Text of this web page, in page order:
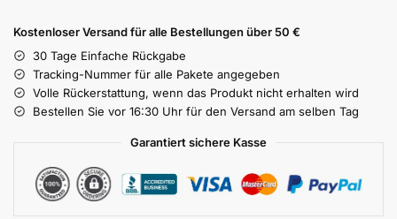
Kostenloser Versand für alle Bestellungen über 50 €
30 Tage Einfache Rückgabe
Tracking-Nummer für alle Pakete angegeben
Volle Rückerstattung, wenn das Produkt nicht erhalten wird
Bestellen Sie vor 16:30 Uhr für den Versand am selben Tag
Garantiert sichere Kasse